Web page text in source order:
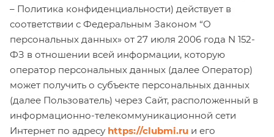
– Политика конфиденциальности) действует в
соответствии с Федеральным Законом “О
персональных данных» от 27 июля 2006 года N 152-
ФЗ в отношении всей информации, которую
оператор персональных данных (далее Оператор)
может получить о субъекте персональных данных
(далее Пользователь) через Сайт, расположенный в
информационно-телекоммуникационной сети
Интернет по адресу https://clubmi.ru и его